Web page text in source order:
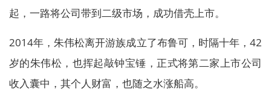
起，一路将公司带到二级市场，成功借壳上市。
2014年，朱伟松离开游族成立了布鲁可，时隔十年，42
岁的朱伟松，也挥起敲钟宝锤，正式将第二家上市公司
收入囊中，其个人财富，也随之水涨船高。